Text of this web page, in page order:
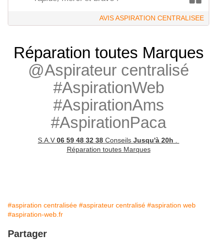
AVIS ASPIRATION CENTRALISEE
Réparation toutes Marques
@Aspirateur centralisé
#AspirationWeb
#AspirationAms
#AspirationPaca
S.A.V 06 59 48 32 38 Conseils Jusqu'à 20h
Réparation toutes Marques
#aspiration centralisée #aspirateur centralisé #aspiration web
#aspiration-web.fr
Partager